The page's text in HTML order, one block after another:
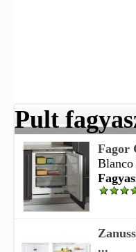
Pult
Fagor
Blanco
...